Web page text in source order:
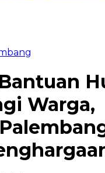
Warga,